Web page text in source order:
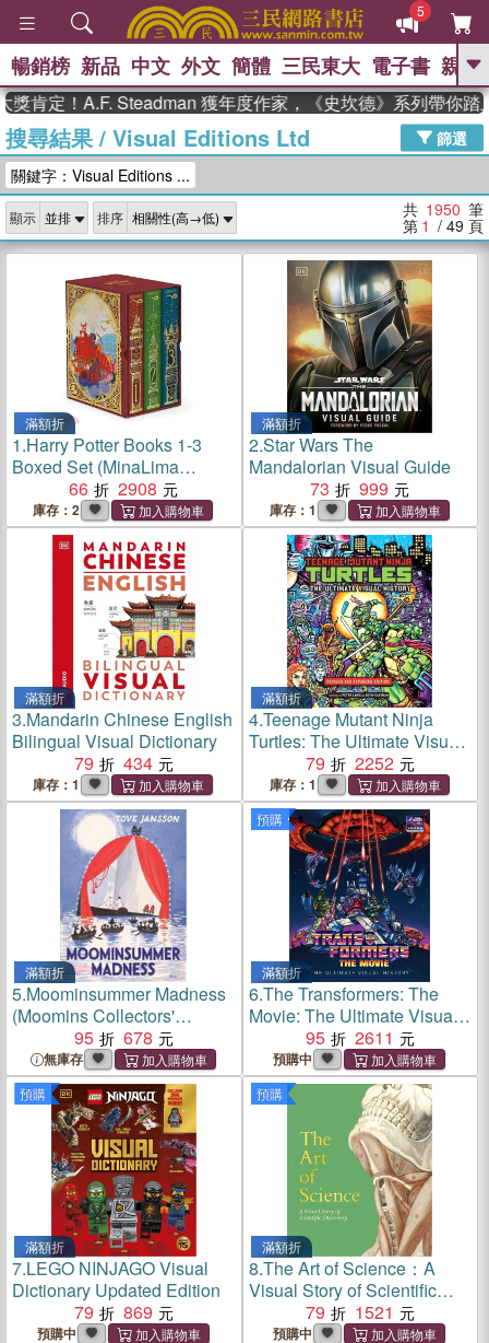
5
GO
熱搜： 東野圭吾 The Odyssey 、
父親節 、 如果歷史是一群喵 、 暑期
念華 、 台灣的李登輝時代 、 數學女
孩：黎曼猜想
偉大的迷走神經
暢銷榜 新品 中文 外文 簡體 三民東大 電子書 親子
A.F. Steadman 獲年度作家，《史坎德》系列帶你踏上熱血
搜尋結果/ Visual Editions Ltd
篩選
關鍵字：Visual Editions ...
顯示 排序 共 1950 筆
第 1 / 49 頁
滿額折
1.Harry Potter Books 1-3
Boxed Set (MinaLima
Editions)(美國版)
66 2908
庫存：2
滿額折
2.Star Wars The
Mandalorian Visual Guide
73
999
庫存：1
滿額折
3.Mandarin Chinese English
Bilingual Visual Dictionary
79
434
庫存：1
滿額折
4.Teenage Mutant Ninja
Turtles: The Ultimate Visual
History：Revised and
Expanded Edition
79 2252
庫存：1
滿額折
5.Moominsummer Madness
(Moomins Collectors'
Editions)95 678
無庫存
預購
滿額折
6.The Transformers: The
Movie: The Ultimate Visual
95 2611
預購中
預購
滿額折
7.LEGO NINJAGO Visual
Dictionary Updated Edition
79
869
預購中
預購
滿額折
8.The Art of Science：A
Visual Story of Scientific
Discovery
79 1521
預購中